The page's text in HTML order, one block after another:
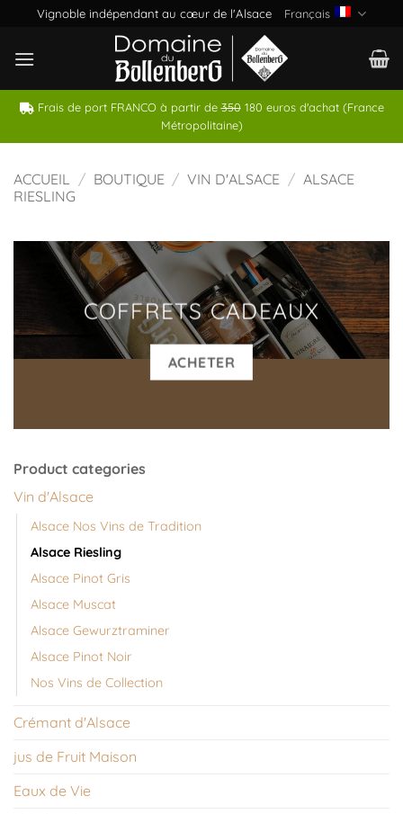
Passer
contenu
Vignoble indépendant au cœur de l'Alsace Français
Frais de port FRANCO à partir de350180 euros d'achat (France
Métropolitaine)
ACCUEIL / BOUTIQUE / VIN D'ALSACE / ALSACE
RIESLING
COFFRETS CADEAUX
ACHETER
Product categories
Vin d'Alsace
Alsace Nos Vins de Tradition
Alsace Riesling
Alsace Pinot Gris
Alsace Muscat
Alsace Gewurztraminer
Alsace Pinot Noir
Nos Vins de Collection
Crémant d'Alsace
jus de Fruit Maison
Eaux de Vie